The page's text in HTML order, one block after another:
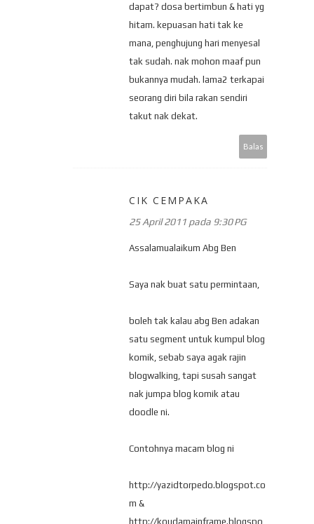
dapat? dosa bertimbun & hati yg
hitam. kepuasan hati tak ke
mana, penghujung hari menyesal
tak sudah. nak mohon maaf pun
bukannya mudah. lama2 terkapai
seorang diri bila rakan sendiri
takut nak dekat.
Balas
CIK CEMPAKA
25 April 2011 pada 9:30 PG
Assalamualaikum Abg Ben
Saya nak buat satu permintaan,
boleh tak kalau abg Ben adakan
satu segment untuk kumpul blog
komik, sebab saya agak rajin
blogwalking, tapi susah sangat
nak jumpa blog komik atau
doodle ni.
Contohnya macam blog ni
http://yazidtorpedo.blogspot.co
m &
http://koudamainframe.blogspo